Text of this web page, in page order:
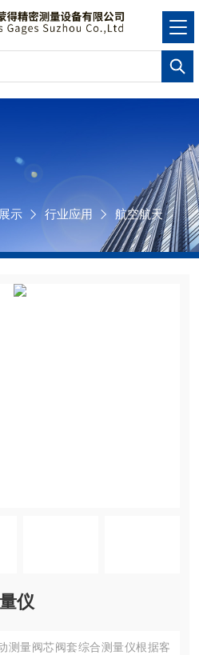
示 行业应用
航空航天
仪
测量阀芯阀套综合测量仪根据客